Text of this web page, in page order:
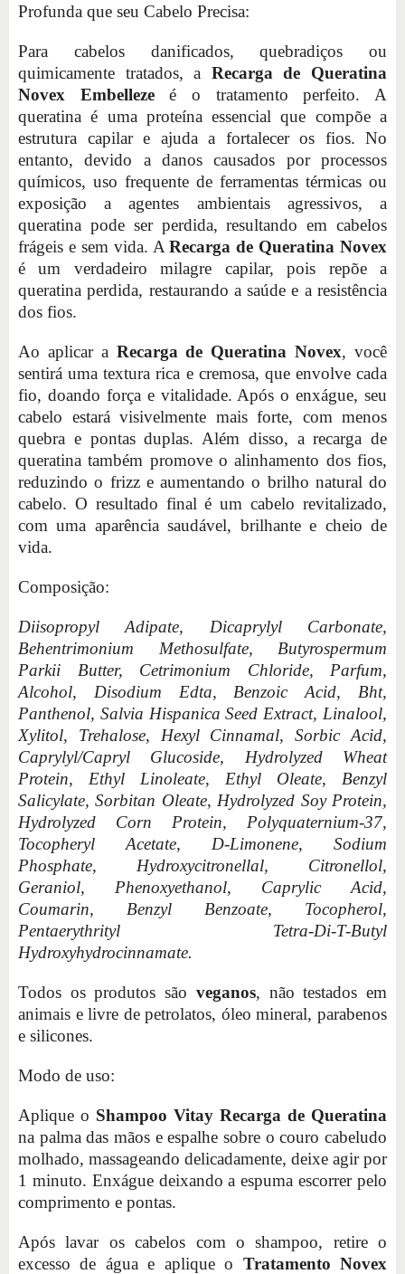
Profunda que seu Cabelo Precisa:
Para cabelos danificados, quebradiços ou
quimicamente tratados, a Recarga de Queratina
Novex Embellezeé o tratamento perfeito. A
queratina é uma proteína essencial que compõe a
estrutura capilar e ajuda a fortalecer os fios. No
entanto, devido a danos causados por processos
químicos, uso frequente de ferramentas térmicas ou
exposição a agentes ambientais agressivos, a
queratina pode ser perdida, resultando em cabelos
frágeis e sem vida. ARecarga de Queratina Novex
é um verdadeiro milagre capilar, pois repõe a
queratina perdida, restaurando a saúde e a resistência
dos fios.
Ao aplicar a Recarga de Queratina Novex, você
sentirá uma textura rica e cremosa, que envolve cada
fio, doando força e vitalidade. Após o enxágue, seu
cabelo estará visivelmente mais forte, com menos
quebra e pontas duplas. Além disso, a recarga de
queratina também promove o alinhamento dos fios,
reduzindo o frizz e aumentando o brilho natural do
cabelo. O resultado final é um cabelo revitalizado,
com uma aparência saudável, brilhante e cheio de
vida.
Composição:
Diisopropyl Adipate, Dicaprylyl Carbonate,
Behentrimonium Methosulfate, Butyrospermum
Parkii Butter, Cetrimonium Chloride, Parfum,
Alcohol, Disodium Edta, Benzoic Acid, Bht,
Panthenol, Salvia Hispanica Seed Extract, Linalool,
Xylitol, Trehalose, Hexyl Cinnamal, Sorbic Acid,
Caprylyl/Capryl Glucoside, Hydrolyzed Wheat
Protein, Ethyl Linoleate, Ethyl Oleate, Benzyl
Salicylate, Sorbitan Oleate, Hydrolyzed Soy Protein,
Hydrolyzed Corn Protein, Polyquaternium-37,
Tocopheryl Acetate, D-Limonene, Sodium
Phosphate, Hydroxycitronellal, Citronellol,
Geraniol, Phenoxyethanol, Caprylic Acid,
Coumarin, Benzyl Benzoate, Tocopherol,
Pentaerythrityl Tetra-Di-T-Butyl
Hydroxyhydrocinnamate.
Todos os produtos são veganos, não testados em
animais e livre de petrolatos, óleo mineral, parabenos
e silicones.
Modo de uso:
Aplique o Shampoo Vitay Recarga de Queratina
na palma das mãos e espalhe sobre o couro cabeludo
molhado, massageando delicadamente, deixe agir por
1 minuto. Enxágue deixando a espuma escorrer pelo
comprimento e pontas.
Após lavar os cabelos com o shampoo, retire o
excesso de água e aplique o Tratamento Novex